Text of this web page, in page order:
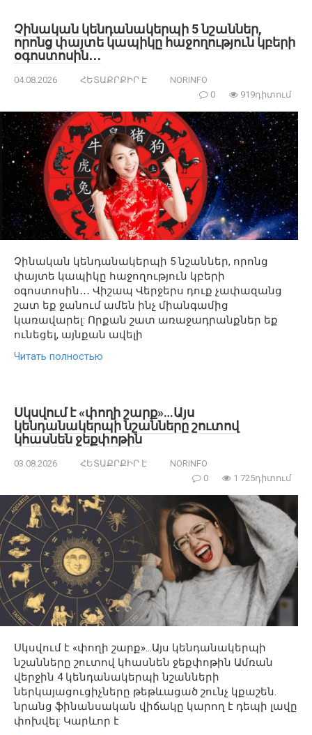
Չինական կենդանակերպի 5 նշաններ,
որոնց փայտե կապիկը հաջողություն կբերի
օգոստոսին․․․
04.08.2026 ՀԵՏԱՔՐՔԻՐ Է
NORINFO
0
919դիտում
Չինական կենդանակերպի 5 նշաններ, որոնց
փայտե կապիկը հաջողություն կբերի
օգոստոսին․․․ Վիշապ Վերջերս դուք չափազանց
շատ եք ջանում ամեն ինչ միանգամից
կառավարել: Որքան շատ առաջադրանքներ եք
ունեցել, այնքան ավելի
Читать полностью
Սկսվում է «փողի շարք»…Այս
կենդանակերպի նշանները շուտով
կհասնեն ջեքփոթին
03.08.2026 ՀԵՏԱՔՐՔԻՐ Է
NORINFO
0
1 725դիտում
Սկսվում է «փողի շարք»…Այս կենդանակերպի
նշանները շուտով կհասնեն ջեքփոթին Ամռան
վերջին 4 կենդանակերպի նշանների
ներկայացուցիչները թեթևացած շունչ կքաշեն.
նրանց ֆինանսական վիճակը կարող է դեպի լավը
փոխվել: Կարևոր է